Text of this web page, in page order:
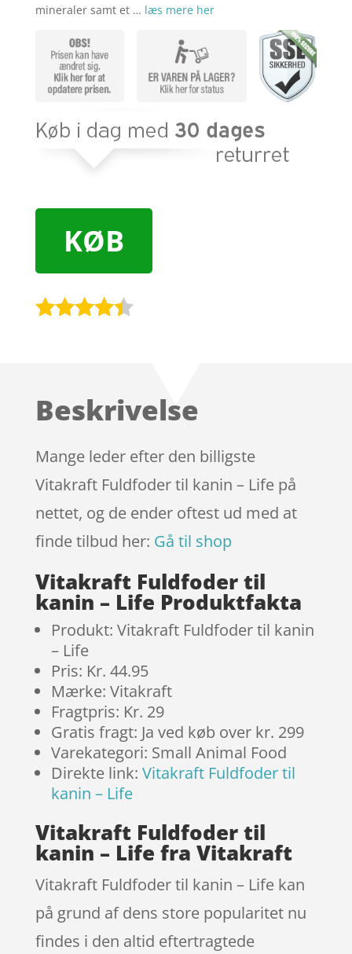
mineraler samt et … læs mere her
KØB
på
mmelser
Beskrivelse
Mange leder efter den billigste
Vitakraft Fuldfoder til kanin – Life på
nettet, og de ender oftest ud med at
finde tilbud her: Gå til shop
Vitakraft Fuldfoder til
kanin – Life Produktfakta
Produkt: Vitakraft Fuldfoder til kanin
– Life
Pris: Kr. 44.95
Mærke: Vitakraft
Fragtpris: Kr. 29
Gratis fragt: Ja ved køb over kr. 299
Varekategori: Small Animal Food
Direkte link: Vitakraft Fuldfoder til
kanin – Life
Vitakraft Fuldfoder til
kanin – Life fra Vitakraft
Vitakraft Fuldfoder til kanin – Life kan
på grund af dens store popularitet nu
findes i den altid eftertragtede